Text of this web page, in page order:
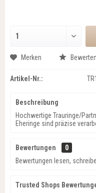
Merken Bewerten
Artikel-Nr.:
Beschreibung
Hochwertige Trauringe/
Eheringe sind präzise
Bewertungen
0
Bewertungen lesen,
Trusted Shops